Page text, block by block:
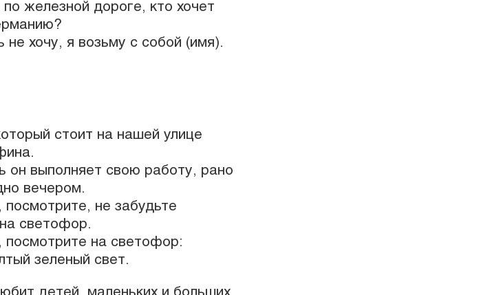
по железной дороге, кто хочет
не хочу, я возьму с собой (имя).
стоит на нашей улице
он выполняет свою работу, рано
вечером.
посмотрите, не забудьте
светофор.
посмотрите на светофор:
зеленый свет.
детей, маленьких и больших,